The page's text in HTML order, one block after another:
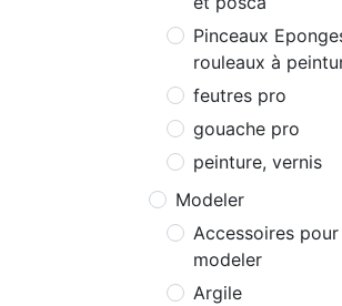
Pinceaux
rouleaux à
feutres pro
gouache pro
peinture, vernis
Modeler
Accessoires
modeler
Argile